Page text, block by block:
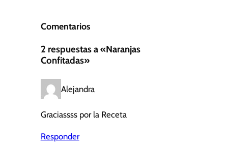
Comentarios
2 respuestas a «Naranjas
Confitadas»
Alejandra
Graciassss por la Receta
Responder